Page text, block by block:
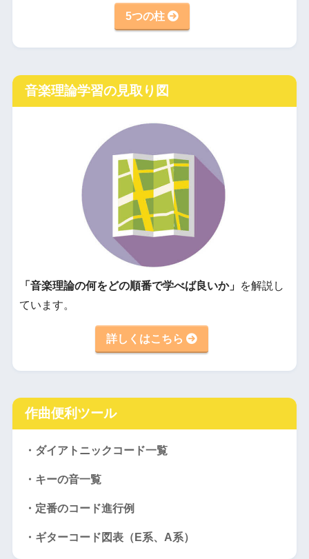
5つの柱
音楽理論学習の見取り図
「音楽理論の何をどの順番で学べば良いか」
を解説し
ています。
詳しくはこちら
作曲便利ツール
・ダイアトニックコード一覧
・キーの音一覧
・定番のコード進行例
・ギターコード図表（E系、A系）